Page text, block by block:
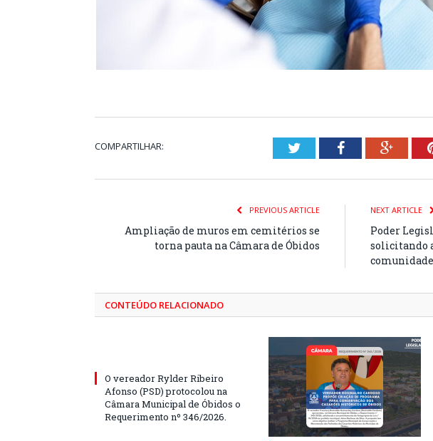
COMPARTILHAR: TwitterFacebook
PREVIOUS ARTICLE
Ampliação de muros em cemitérios se
torna pauta na Câmara de Óbidos
NEXT ARTICLE
Poder
solicitando
CONTEÚDO RELACIONADO
O vereador Rylder Ribeiro
Afonso (PSD) protocolou na
Câmara Municipal de Óbidos o
Requerimento nº 346/2026.